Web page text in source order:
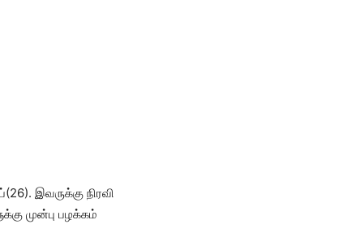
இவருக்கு நிரவி
முன்பு பழக்கம்